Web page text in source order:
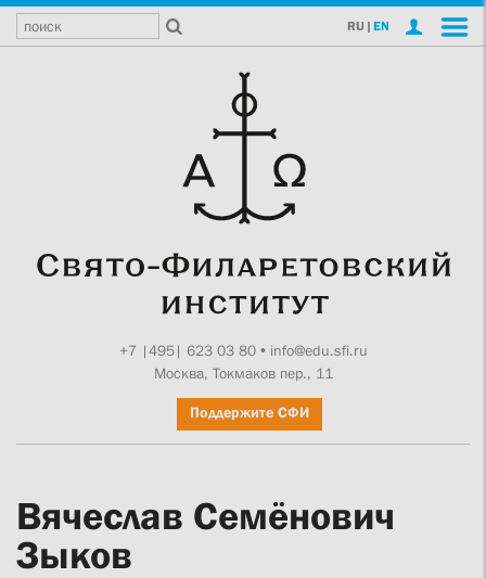
RU | EN
+7 |495| 623 03 80• info@edu.sfi.ru
Москва, Токмаков пер., 11
Поддержите СФИ
Вячеслав Семёнович
Зыков